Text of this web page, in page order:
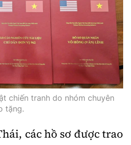
chiến tranh do nhóm chuyên
tặng.
các hồ sơ được trao